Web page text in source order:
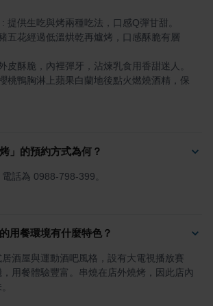
五花經過低溫烘乾再爐烤，口感酥脆有層
桃鴨胸淋上蘋果白蘭地後點火燃燒酒精，保
」的預約方式為何？
電話為 0988-798-399。
用餐環境有什麼特色？
酒屋與運動酒吧風格，設有大電視播放賽
用餐體驗豐富。串燒在店外燒烤，因此店內